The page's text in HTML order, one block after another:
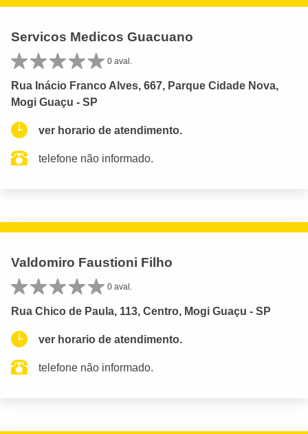
Servicos Medicos Guacuano
0 aval.
Rua Inácio Franco Alves, 667, Parque Cidade Nova,
Mogi Guaçu - SP
ver horario de atendimento.
telefone não informado.
Valdomiro Faustioni Filho
0 aval.
Rua Chico de Paula, 113, Centro, Mogi Guaçu - SP
ver horario de atendimento.
telefone não informado.